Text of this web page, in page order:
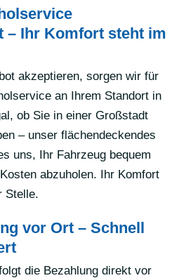
– Ihr Komfort steht im
akzeptieren, sorgen wir für
an Ihrem Standort in
ob Sie in einer Großstadt
– unser flächendeckendes
uns, Ihr Fahrzeug bequem
abzuholen. Ihr Komfort
Stelle.
vor Ort – Schnell
die Bezahlung direkt vor